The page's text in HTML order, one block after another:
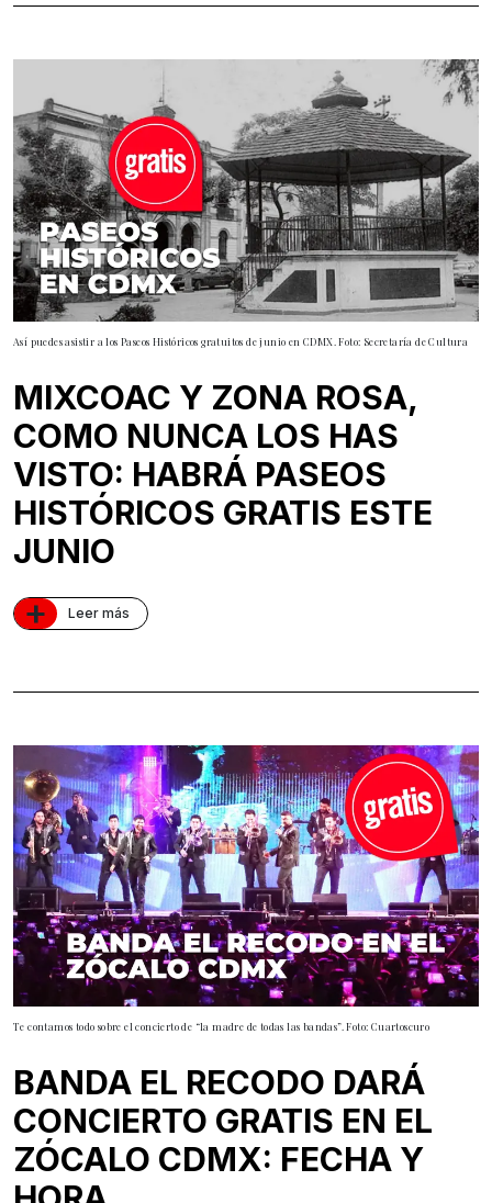
Así puedes asistir a los Paseos Históricos gratuitos de junio en CDMX. Foto: Secretaría de Cultura
MIXCOAC Y ZONA ROSA,
COMO NUNCA LOS HAS
VISTO: HABRÁ PASEOS
HISTÓRICOS GRATIS ESTE
JUNIO
+ Leer más
Te contamos todo sobre el concierto de “la madre de todas las bandas”. Foto: Cuartoscuro
BANDA EL RECODO DARÁ
CONCIERTO GRATIS EN EL
ZÓCALO CDMX: FECHA Y